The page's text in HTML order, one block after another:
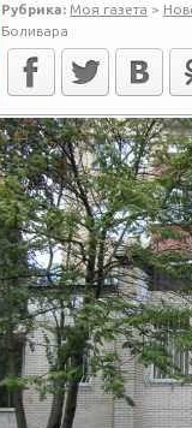
Рубрика: Моя газета >
Боливара